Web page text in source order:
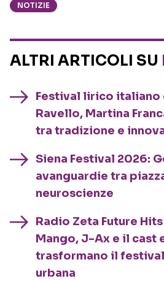
NOTIZIE
ALTRI ARTICOLI SU
Festival lirico italiano
Ravello, Martina
tra tradizione e
Siena Festival 2026:
avanguardie tra
neuroscienze
Radio Zeta Future
Mango, J-Ax e il cast
trasformano il
urbana